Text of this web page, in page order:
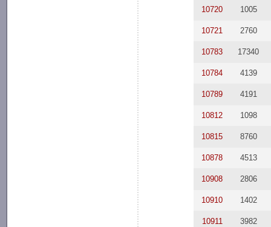
10720 1005
10721 2760
10783 17340
10784 4139
10789 4191
10812 1098
10815 8760
10878 4513
10908 2806
10910 1402
10911 3982